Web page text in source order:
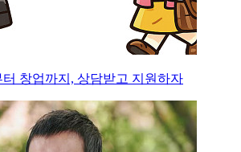
창업까지, 상담받고 지원하자